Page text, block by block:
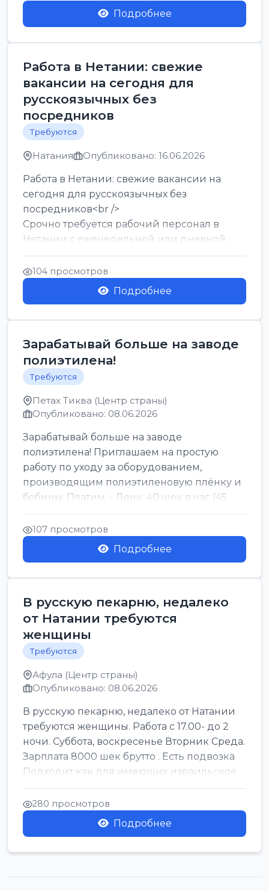
Подробнее
Работа в Нетании: свежие
вакансии на сегодня для
русскоязычных без
посредников
Требуются
Натания Опубликовано: 16.06.2026
Работа в Нетании: свежие вакансии на
сегодня для русскоязычных без
посредников<br />
Срочно требуется рабочий персонал в
Нетании с еженедельной или дневной
оплатой<br />
Свежие вакансии в Нетании дл...
104 просмотров
Подробнее
Зарабатывай больше на заводе
полиэтилена!
Требуются
Петах Тиква (Центр страны)
Опубликовано: 08.06.2026
Зарабатывай больше на заводе
полиэтилена! Приглашаем на простую
работу по уходу за оборудованием,
производящим полиэтиленовую плёнку и
бобины. Платим: - День: 40 шек в час (45
для синих бумаг и виз) -...
107 просмотров
Подробнее
В русскую пекарню, недалеко
от Натании требуются
женщины
Требуются
Афула (Центр страны)
Опубликовано: 08.06.2026
В русскую пекарню, недалеко от Натании
требуются женщины. Работа с 17.00- до 2
ночи. Суббота, воскресенье Вторник Среда.
Зарплата 8000 шек брутто . Есть подвозка
Подходит как для имеющих израильское
г...
280 просмотров
Подробнее